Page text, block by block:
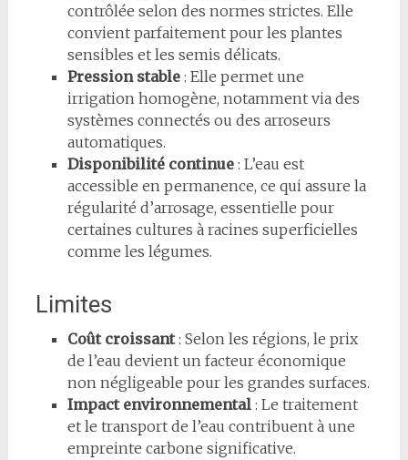
contrôlée selon des normes strictes. Elle
convient parfaitement pour les plantes
sensibles et les semis délicats.
Pression stable: Elle permet une
irrigation homogène, notamment via des
systèmes connectés ou des arroseurs
automatiques.
Disponibilité continue: L’eau est
accessible en permanence, ce qui assure la
régularité d’arrosage, essentielle pour
certaines cultures à racines superficielles
comme les légumes.
Limites
Coût croissant: Selon les régions, le prix
de l’eau devient un facteur économique
non négligeable pour les grandes surfaces.
Impact environnemental: Le traitement
et le transport de l’eau contribuent à une
empreinte carbone significative.